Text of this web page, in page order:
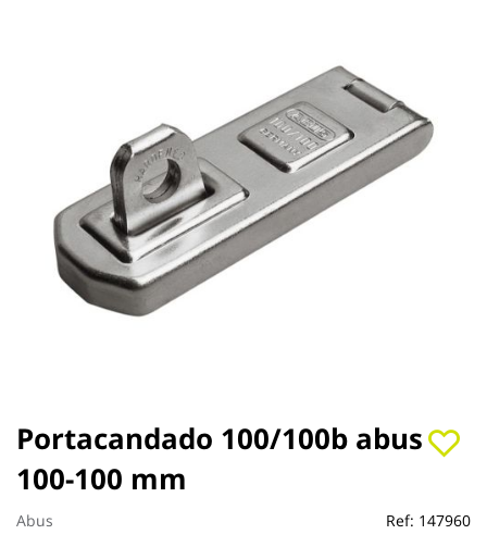
Portacandado 100/100b abus
100-100 mm
Abus Ref: 147960
Saltar
al
comienzo
de
la